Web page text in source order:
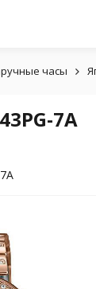
часы
7A